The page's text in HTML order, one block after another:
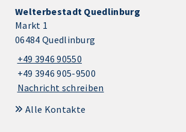
Welterbestadt Quedlinburg
Markt 1
06484 Quedlinburg
+49 3946 90550
+49 3946 905-9500
Nachricht schreiben
Alle Kontakte